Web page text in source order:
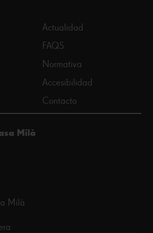
Actualidad
FAQS
Normativa
Accesibilidad
Contacto
Milà
Milà